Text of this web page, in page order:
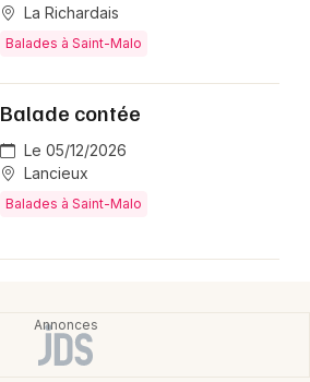
La Richardais
Balades à Saint-Malo
Balade contée
Le 05/12/2026
Lancieux
Balades à Saint-Malo